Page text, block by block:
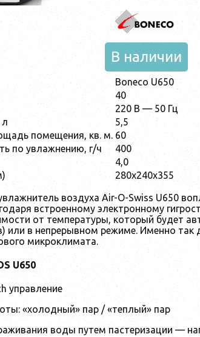
В наличии
Boneco U650
40
220 В — 50 Гц
5,5
помещения, кв. м. 60
по увлажнению, г/ч
400
4,0
280x240x355
воздуха Air-O-Swiss U650
встроенному электронному
от температуры, который будет
или в непрерывном режиме. Именно так
микроклимата.
U650
управление
«холодный» пар / «теплый» пар
воды путем пастеризации —